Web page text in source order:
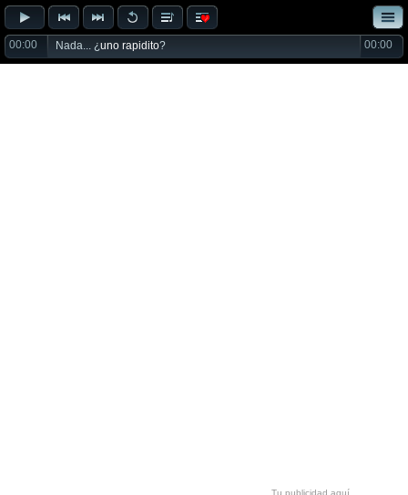
00:00 Nada... ¿uno rapidito? 00:00
Tu publicidad aquí